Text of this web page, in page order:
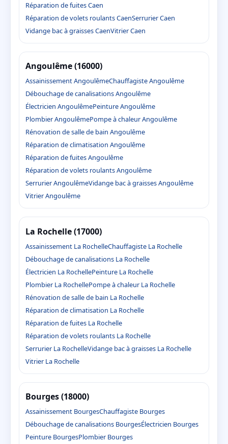
Réparation de fuites Caen
Réparation de volets roulants CaenSerrurier Caen
Vidange bac à graisses CaenVitrier Caen
Angoulême (16000)
Assainissement AngoulêmeChauffagiste Angoulême
Débouchage de canalisations Angoulême
Électricien AngoulêmePeinture Angoulême
Plombier AngoulêmePompe à chaleur Angoulême
Rénovation de salle de bain Angoulême
Réparation de climatisation Angoulême
Réparation de fuites Angoulême
Réparation de volets roulants Angoulême
Serrurier AngoulêmeVidange bac à graisses Angoulême
Vitrier Angoulême
La Rochelle (17000)
Assainissement La RochelleChauffagiste La Rochelle
Débouchage de canalisations La Rochelle
Électricien La RochellePeinture La Rochelle
Plombier La RochellePompe à chaleur La Rochelle
Rénovation de salle de bain La Rochelle
Réparation de climatisation La Rochelle
Réparation de fuites La Rochelle
Réparation de volets roulants La Rochelle
Serrurier La RochelleVidange bac à graisses La Rochelle
Vitrier La Rochelle
Bourges (18000)
Assainissement BourgesChauffagiste Bourges
Débouchage de canalisations BourgesÉlectricien Bourges
Peinture BourgesPlombier Bourges